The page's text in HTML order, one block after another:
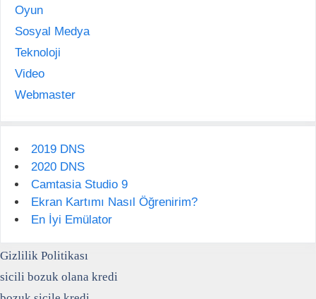
Oyun
Sosyal Medya
Teknoloji
Video
Webmaster
2019 DNS
2020 DNS
Camtasia Studio 9
Ekran Kartımı Nasıl Öğrenirim?
En İyi Emülator
Gizlilik Politikası
sicili bozuk olana kredi